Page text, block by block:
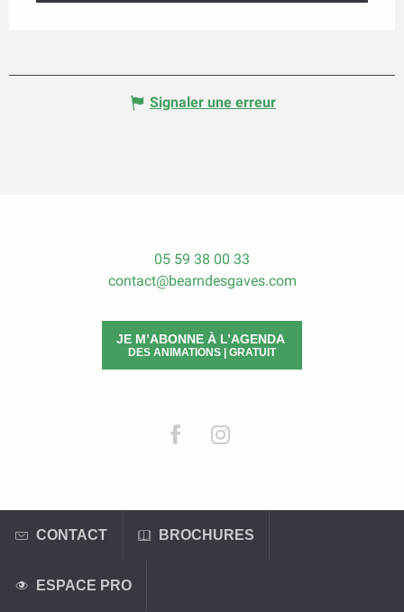
Signaler une erreur
05 59 38 00 33
contact@bearndesgaves.com
JE M’ABONNE À L’AGENDA
DES ANIMATIONS | GRATUIT
CONTACT BROCHURES
ESPACE PRO